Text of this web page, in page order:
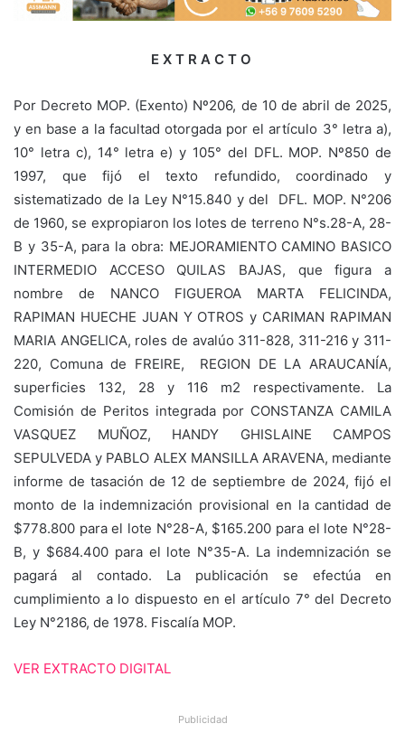
E X T R A C T O
Por Decreto MOP. (Exento) Nº206, de 10 de abril de 2025,
y en base a la facultad otorgada por el artículo 3° letra a),
10° letra c), 14° letra e) y 105° del DFL. MOP. Nº850 de
1997, que fijó el texto refundido, coordinado y
sistematizado de la Ley N°15.840 y del DFL. MOP. N°206
de 1960, se expropiaron los lotes de terreno N°s.28-A, 28-
B y 35-A, para la obra: MEJORAMIENTO CAMINO BASICO
INTERMEDIO ACCESO QUILAS BAJAS, que figura a
nombre de NANCO FIGUEROA MARTA FELICINDA,
RAPIMAN HUECHE JUAN Y OTROS y CARIMAN RAPIMAN
MARIA ANGELICA, roles de avalúo 311-828, 311-216 y 311-
220, Comuna de FREIRE, REGION DE LA ARAUCANÍA,
superficies 132, 28 y 116 m2 respectivamente. La
Comisión de Peritos integrada por CONSTANZA CAMILA
VASQUEZ MUÑOZ, HANDY GHISLAINE CAMPOS
SEPULVEDA y PABLO ALEX MANSILLA ARAVENA, mediante
informe de tasación de 12 de septiembre de 2024, fijó el
monto de la indemnización provisional en la cantidad de
$778.800 para el lote N°28-A, $165.200 para el lote N°28-
B, y $684.400 para el lote N°35-A. La indemnización se
pagará al contado. La publicación se efectúa en
cumplimiento a lo dispuesto en el artículo 7° del Decreto
Ley N°2186, de 1978. Fiscalía MOP.
VER EXTRACTO DIGITAL
Publicidad